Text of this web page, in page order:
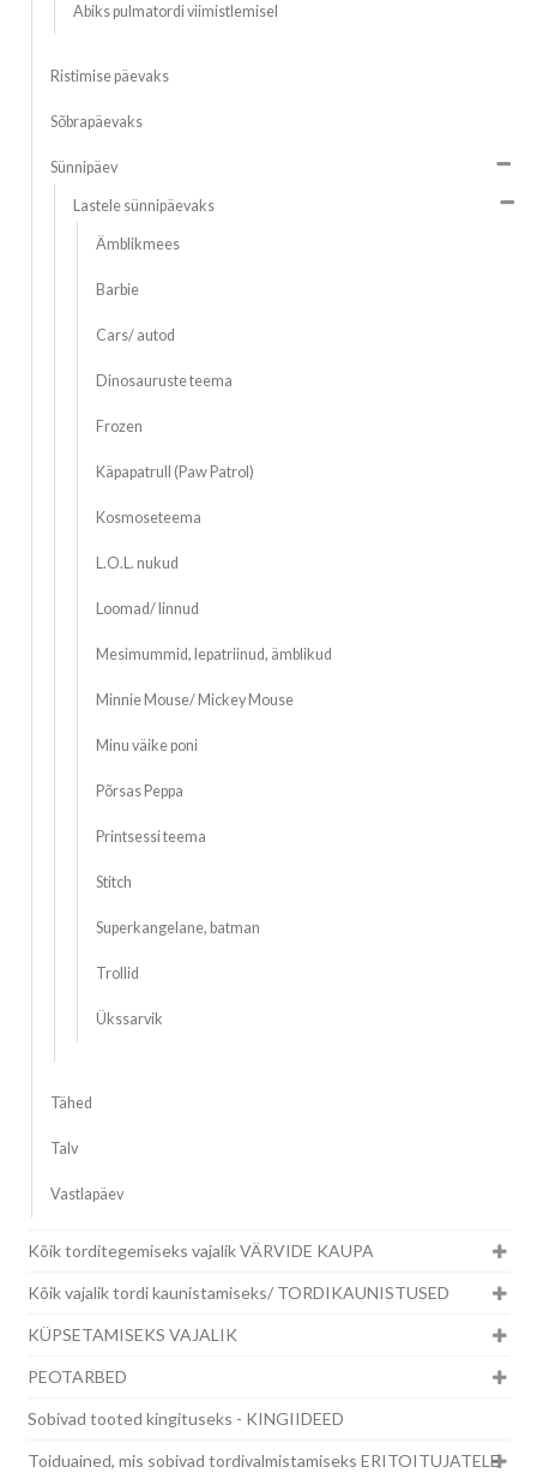
Abiks pulmatordi viimistlemisel
Ristimise päevaks
Sõbrapäevaks
Sünnipäev
Lastele sünnipäevaks
Ämblikmees
Barbie
Cars/ autod
Dinosauruste teema
Frozen
Käpapatrull (Paw Patrol)
Kosmoseteema
L.O.L. nukud
Loomad/ linnud
Mesimummid, lepatriinud, ämblikud
Minnie Mouse/ Mickey Mouse
Minu väike poni
Põrsas Peppa
Printsessi teema
Stitch
Superkangelane, batman
Trollid
Ükssarvik
Tähed
Talv
Vastlapäev
Kõik torditegemiseks vajalik VÄRVIDE KAUPA
Kõik vajalik tordi kaunistamiseks/ TORDIKAUNISTUSED
KÜPSETAMISEKS VAJALIK
PEOTARBED
Sobivad tooted kingituseks - KINGIIDEED
Toiduained, mis sobivad tordivalmistamiseks ERITOITUJATELE